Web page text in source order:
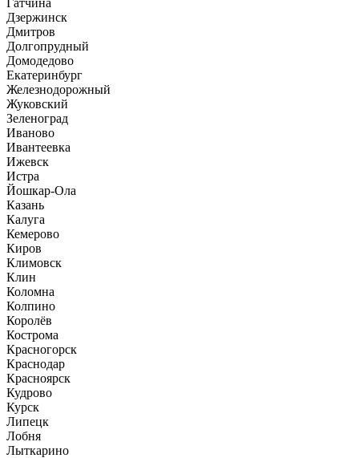
Гатчина
Дзержинск
Дмитров
Долгопрудный
Домодедово
Екатеринбург
Железнодорожный
Жуковский
Зеленоград
Иваново
Ивантеевка
Ижевск
Истра
Йошкар-Ола
Казань
Калуга
Кемерово
Киров
Климовск
Клин
Коломна
Колпино
Королёв
Кострома
Красногорск
Краснодар
Красноярск
Кудрово
Курск
Липецк
Лобня
Лыткарино